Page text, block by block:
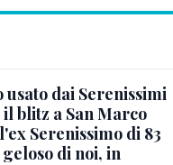
usato dai Serenissimi
il blitz a San Marco
Serenissimo di 83
di noi, in